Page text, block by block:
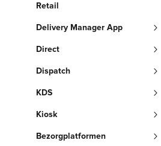
Retail
Delivery Manager App
Direct
Dispatch
KDS
Kiosk
Bezorgplatformen